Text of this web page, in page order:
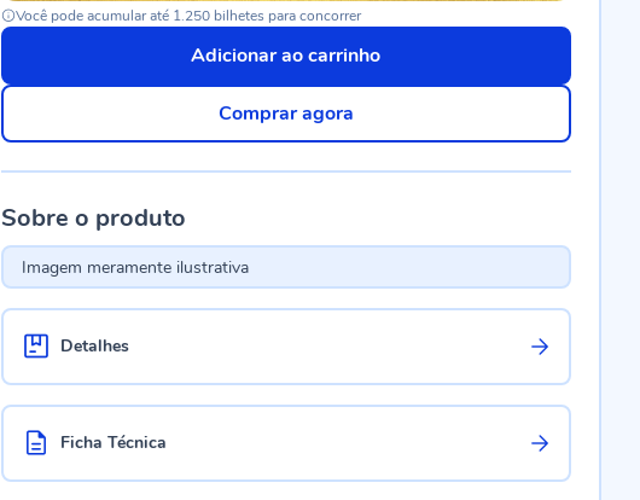
Você pode acumular até 1.250 bilhetes para concorrer
Adicionar ao carrinho
Comprar agora
Sobre o produto
Imagem meramente ilustrativa
Detalhes
Ficha Técnica